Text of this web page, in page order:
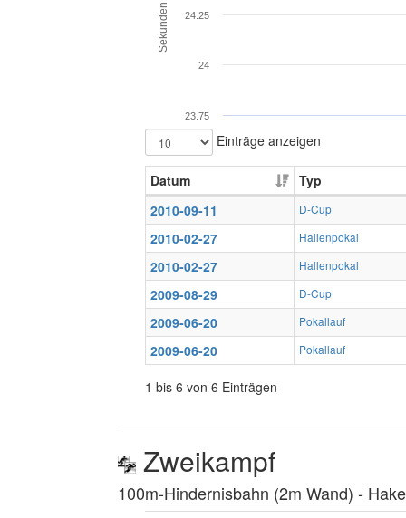
Sekunden
23.75
24
24.25
Einträge anzeigen
Datum
Typ
2010-09-11
D-Cup
2010-02-27 Hallenpokal
2010-02-27 Hallenpokal
2009-08-29 D-Cup
2009-06-20 Pokallauf
2009-06-20 Pokallauf
1 bis 6 von 6 Einträgen
Zweikampf
100m-Hindernisbahn (2m Wand) ‐